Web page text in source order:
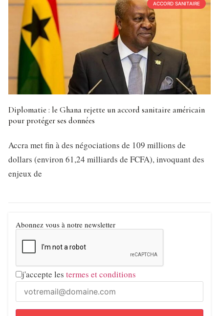
ACCORD SANITAIRE
Diplomatie : le Ghana rejette un accord sanitaire américain
pour protéger ses données
Accra met fin à des négociations de 109 millions de
dollars (environ 61,24 milliards de FCFA), invoquant des
enjeux de
Abonnez vous à notre newsletter
j'accepte les termes et conditions